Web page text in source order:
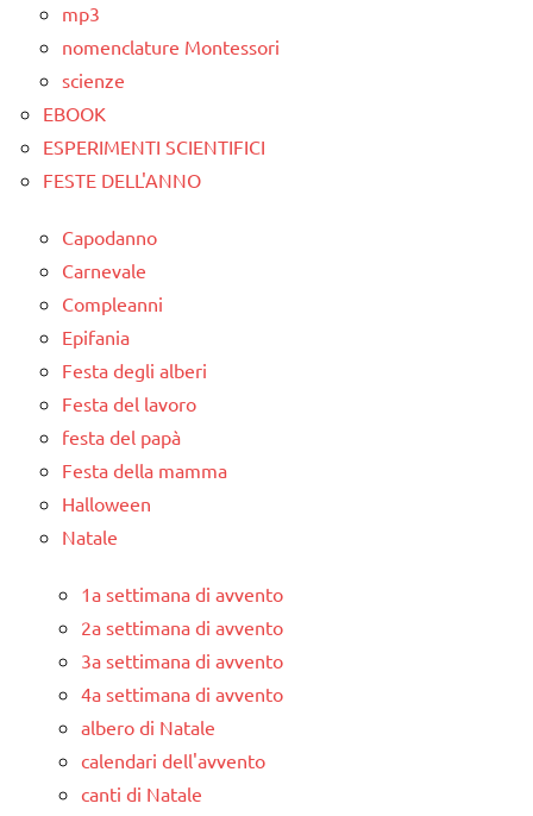
mp3
nomenclature Montessori
scienze
EBOOK
ESPERIMENTI SCIENTIFICI
FESTE DELL'ANNO
Capodanno
Carnevale
Compleanni
Epifania
Festa degli alberi
Festa del lavoro
festa del papà
Festa della mamma
Halloween
Natale
1a settimana di avvento
2a settimana di avvento
3a settimana di avvento
4a settimana di avvento
albero di Natale
calendari dell'avvento
canti di Natale